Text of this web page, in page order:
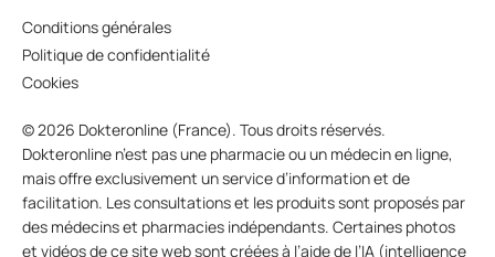
Conditions générales
Politique de confidentialité
Cookies
© 2026 Dokteronline (France). Tous droits réservés.
Dokteronline n’est pas une pharmacie ou un médecin en ligne,
mais offre exclusivement un service d’information et de
facilitation. Les consultations et les produits sont proposés par
des médecins et pharmacies indépendants. Certaines photos
et vidéos de ce site web sont créées à l’aide de l’IA (intelligence